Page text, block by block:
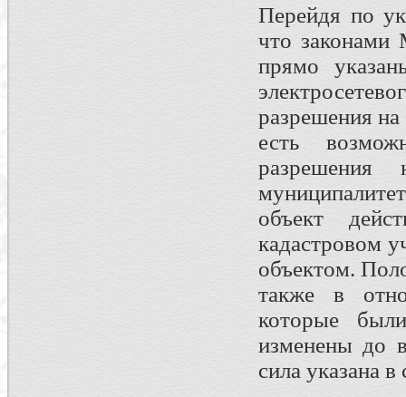
Перейдя по
что законами
прямо
разрешения на
есть
разрешения
объект
кадастровом
объектом.
также в
которые
изменены до
сила указана